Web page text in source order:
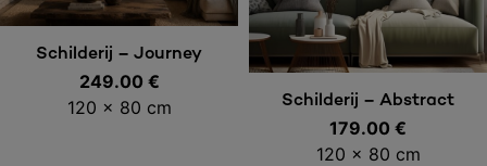
Toevoegen aan
winkelwagen
Schilderij – Journey
249.00 €
120 x 80 cm
Toevoegen aan
winkelwagen
Schilderij – Abstract
Senses
179.00 €
120 x 80 cm